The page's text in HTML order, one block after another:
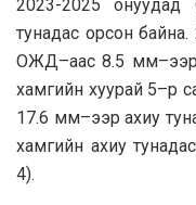
2023-2025
тунадас орсон
ОЖД–аас 8.5 мм–ээр
хамгийн хуурай 5–р
17.6 мм–ээр ахиу
хамгийн ахиу
4).